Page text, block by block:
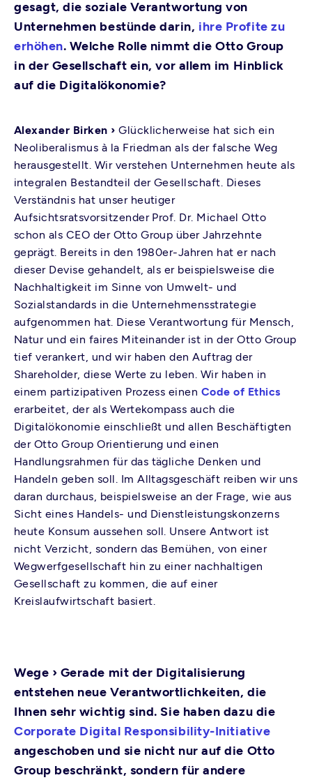
gesagt, die soziale Verantwortung von
Unternehmen bestünde darin, ihre Profite zu
erhöhen. Welche Rolle nimmt die Otto Group
in der Gesellschaft ein, vor allem im Hinblick
auf die Digitalökonomie?
Alexander Birken › Glücklicherweise hat sich ein
Neoliberalismus à la Friedman als der falsche Weg
herausgestellt. Wir verstehen Unternehmen heute als
integralen Bestandteil der Gesellschaft. Dieses
Verständnis hat unser heutiger
Aufsichtsratsvorsitzender Prof. Dr. Michael Otto
schon als CEO der Otto Group über Jahrzehnte
geprägt. Bereits in den 1980er-Jahren hat er nach
dieser Devise gehandelt, als er beispielsweise die
Nachhaltigkeit im Sinne von Umwelt- und
Sozialstandards in die Unternehmensstrategie
aufgenommen hat. Diese Verantwortung für Mensch,
Natur und ein faires Miteinander ist in der Otto Group
tief verankert, und wir haben den Auftrag der
Shareholder, diese Werte zu leben. Wir haben in
einem partizipativen Prozess einen Code of Ethics
erarbeitet, der als Wertekompass auch die
Digitalökonomie einschließt und allen Beschäftigten
der Otto Group Orientierung und einen
Handlungsrahmen für das tägliche Denken und
Handeln geben soll. Im Alltagsgeschäft reiben wir uns
daran durchaus, beispielsweise an der Frage, wie aus
Sicht eines Handels- und Dienstleistungskonzerns
heute Konsum aussehen soll. Unsere Antwort ist
nicht Verzicht, sondern das Bemühen, von einer
Wegwerfgesellschaft hin zu einer nachhaltigen
Gesellschaft zu kommen, die auf einer
Kreislaufwirtschaft basiert.
Wege › Gerade mit der Digitalisierung
entstehen neue Verantwortlichkeiten, die
Ihnen sehr wichtig sind. Sie haben dazu die
Corporate Digital Responsibility-Initiative
angeschoben und sie nicht nur auf die Otto
Group beschränkt, sondern für andere